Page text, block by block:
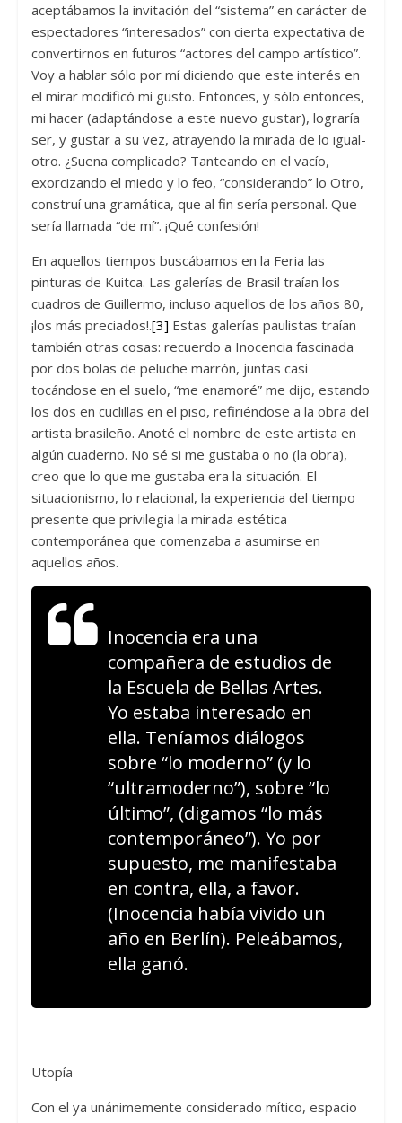
aceptábamos la invitación del “sistema” en carácter de
espectadores “interesados” con cierta expectativa de
convertirnos en futuros “actores del campo artístico”.
Voy a hablar sólo por mí diciendo que este interés en
el mirar modificó mi gusto. Entonces, y sólo entonces,
mi hacer (adaptándose a este nuevo gustar), lograría
ser, y gustar a su vez, atrayendo la mirada de lo igual-
otro. ¿Suena complicado? Tanteando en el vacío,
exorcizando el miedo y lo feo, “considerando” lo Otro,
construí una gramática, que al fin sería personal. Que
sería llamada “de mí”. ¡Qué confesión!
En aquellos tiempos buscábamos en la Feria las
pinturas de Kuitca. Las galerías de Brasil traían los
cuadros de Guillermo, incluso aquellos de los años 80,
¡los más preciados!.[3] Estas galerías paulistas traían
también otras cosas: recuerdo a Inocencia fascinada
por dos bolas de peluche marrón, juntas casi
tocándose en el suelo, “me enamoré” me dijo, estando
los dos en cuclillas en el piso, refiriéndose a la obra del
artista brasileño. Anoté el nombre de este artista en
algún cuaderno. No sé si me gustaba o no (la obra),
creo que lo que me gustaba era la situación. El
situacionismo, lo relacional, la experiencia del tiempo
presente que privilegia la mirada estética
contemporánea que comenzaba a asumirse en
aquellos años.
Inocencia era una
compañera de estudios de
la Escuela de Bellas Artes.
Yo estaba interesado en
ella. Teníamos diálogos
sobre “lo moderno” (y lo
“ultramoderno”), sobre “lo
último”, (digamos “lo más
contemporáneo”). Yo por
supuesto, me manifestaba
en contra, ella, a favor.
(Inocencia había vivido un
año en Berlín). Peleábamos,
ella ganó.
Utopía
Con el ya unánimemente considerado mítico, espacio